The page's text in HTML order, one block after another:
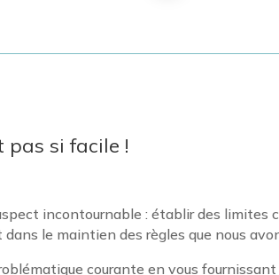
pas si facile !
incontournable : établir des limites
le maintien des règles que nous
courante en vous